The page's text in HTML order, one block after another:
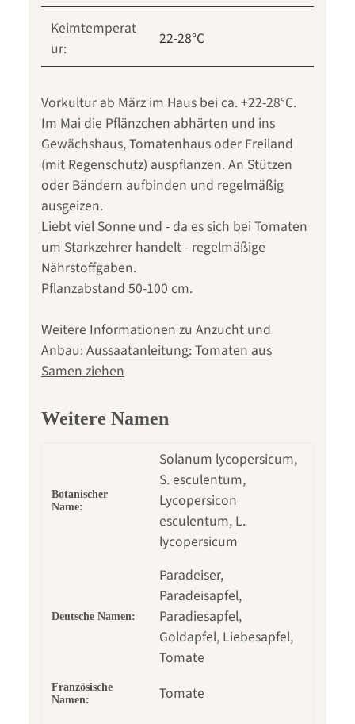
Keimtemperat
ur:
22-28°C
Vorkultur ab März im Haus bei ca. +22-28°C.
Im Mai die Pflänzchen abhärten und ins
Gewächshaus, Tomatenhaus oder Freiland
(mit Regenschutz) auspflanzen. An Stützen
oder Bändern aufbinden und regelmäßig
ausgeizen.
Liebt viel Sonne und - da es sich bei Tomaten
um Starkzehrer handelt - regelmäßige
Nährstoffgaben.
Pflanzabstand 50-100 cm.
Weitere Informationen zu Anzucht und
Anbau: Aussaatanleitung: Tomaten aus
Samen ziehen
Weitere Namen
Botanischer
Name:
Solanum lycopersicum,
S. esculentum,
Lycopersicon
esculentum, L.
lycopersicum
Deutsche Namen:
Paradeiser,
Paradeisapfel,
Paradiesapfel,
Goldapfel, Liebesapfel,
Tomate
Französische
Namen:
Tomate